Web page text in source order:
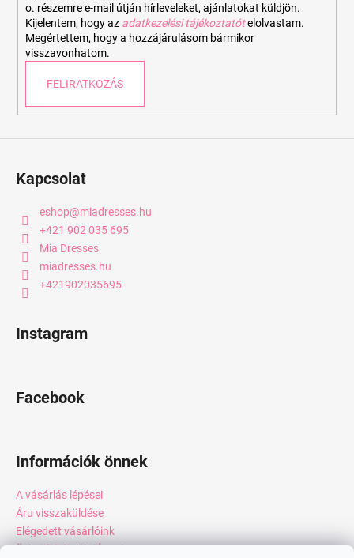
o. részemre e-mail útján hírleveleket, ajánlatokat küldjön.
Kijelentem, hogy az adatkezelési tájékoztatót elolvastam.
Megértettem, hogy a hozzájárulásom bármikor
visszavonhatom.
FELIRATKOZÁS
Kapcsolat
eshop@miadresses.hu
+421 902 035 695
Mia Dresses
miadresses.hu
+421902035695
Instagram
Facebook
Információk önnek
A vásárlás lépései
Áru visszaküldése
Elégedett vásárlóink
Üzleti feltételek (ÁSZF)